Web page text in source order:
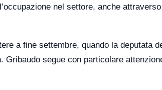
nel settore, anche attraverso
a fine settembre, quando la deputata
Gribaudo segue con particolare